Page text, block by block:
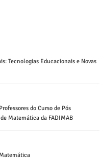
Tecnologias Educacionais e Novas
do Curso de Pós
Matemática da FADIMAB